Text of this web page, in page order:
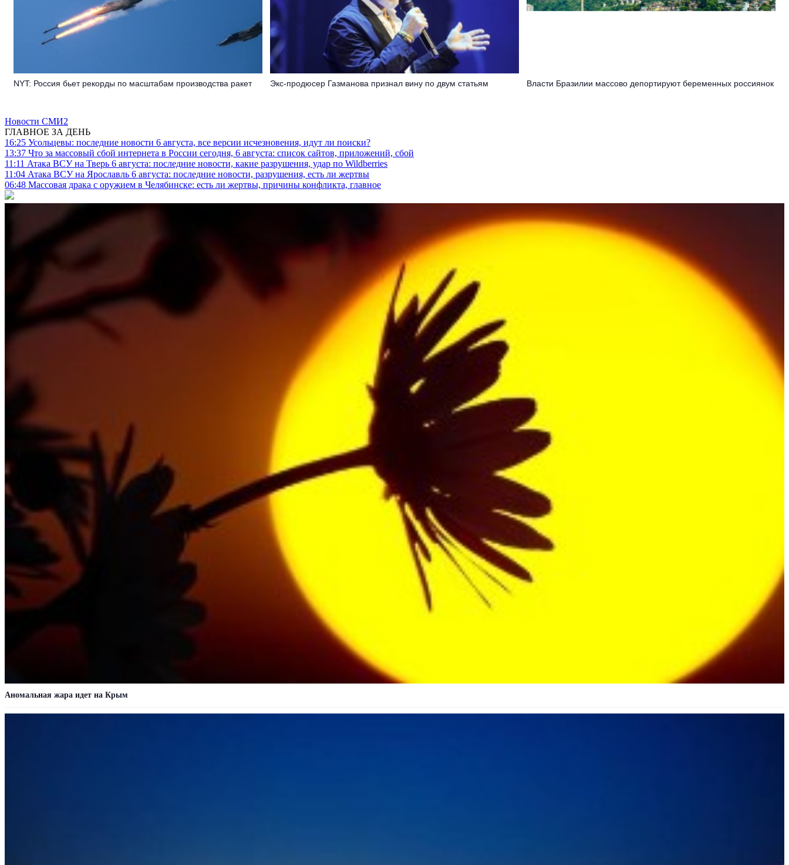
NYT: Россия бьет рекорды по масштабам производства ракет Экс-продюсер Газманова признал вину по двум статьям Власти Бразилии массово депортируют беременных россиянок
Новости СМИ2
ГЛАВНОЕ ЗА ДЕНЬ
16:25 Усольцевы: последние новости 6 августа, все версии исчезновения, идут ли поиски?
13:37 Что за массовый сбой интернета в России сегодня, 6 августа: список сайтов, приложений, сбой
11:11 Атака ВСУ на Тверь 6 августа: последние новости, какие разрушения, удар по Wildberries
11:04 Атака ВСУ на Ярославль 6 августа: последние новости, разрушения, есть ли жертвы
06:48 Массовая драка с оружием в Челябинске: есть ли жертвы, причины конфликта, главное
Аномальная жара идет на Крым